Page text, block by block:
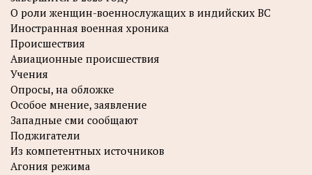
О роли женщин-военнослужащих в индийских ВС
Иностранная военная хроника
Происшествия
Авиационные происшествия
Учения
Опросы, на обложке
Особое мнение, заявление
Западные сми сообщают
Поджигатели
Из компетентных источников
Агония режима